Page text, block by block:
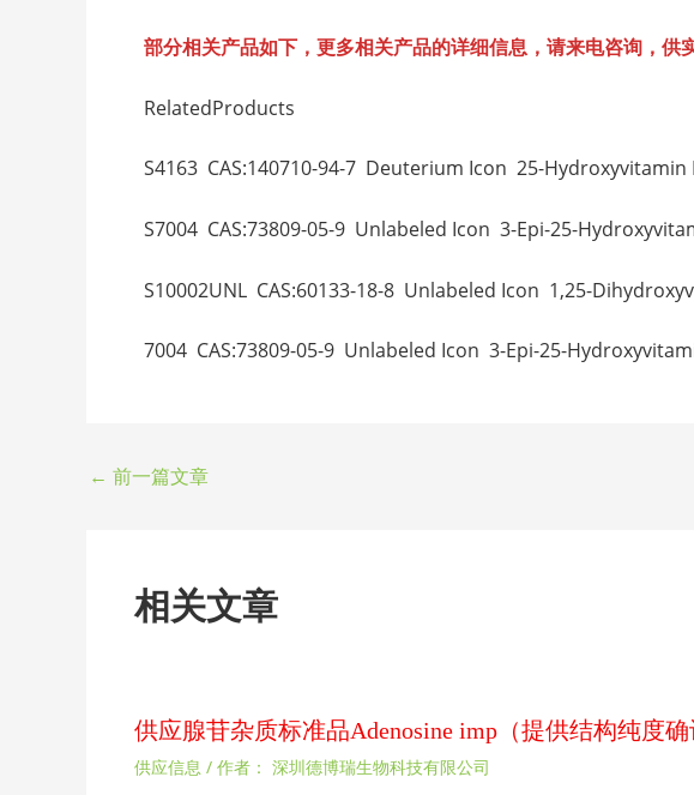
部分相关产品如下，更多相关产品的详细信息，请来电咨询，供
RelatedProducts
S4163 CAS:140710-94-7 Deuterium Icon 25-Hydroxyvitamin
S7004 CAS:73809-05-9 Unlabeled Icon 3-Epi-25-
S10002UNL CAS:60133-18-8 Unlabeled Icon 1,25-
7004 CAS:73809-05-9 Unlabeled Icon 3-Epi-25-
← 前一篇文章
相关文章
供应腺苷杂质标准品Adenosine imp（提供结构纯度确
供应信息 / 作者： 深圳德博瑞生物科技有限公司